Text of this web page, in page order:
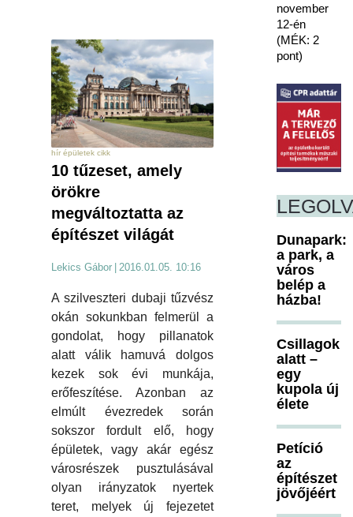
hír épületek cikk
10 tűzeset, amely
örökre
megváltoztatta az
építészet világát
Lekics Gábor 2016.01.05. 10:16
A szilveszteri dubaji tűzvész
okán sokunkban felmerül a
gondolat, hogy pillanatok
alatt válik hamuvá dolgos
kezek sok évi munkája,
erőfeszítése. Azonban az
elmúlt évezredek során
sokszor fordult elő, hogy
épületek, vagy akár egész
városrészek pusztulásával
olyan irányzatok nyertek
teret, melyek új fejezetet
november
12-én
(MÉK: 2
pont)
Dunapark:
a park, a
város
belép a
házba!
Csillagok
alatt –
egy
kupola új
élete
Petíció
az
építészet
jövőjéért